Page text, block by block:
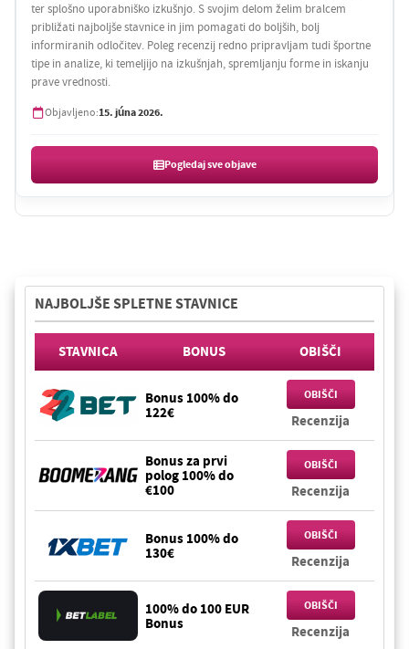
ter splošno uporabniško izkušnjo. S svojim delom želim bralcem
približati najboljše stavnice in jim pomagati do boljših, bolj
informiranih odločitev. Poleg recenzij redno pripravljam tudi športne
tipe in analize, ki temeljijo na izkušnjah, spremljanju forme in iskanju
prave vrednosti.
Objavljeno:15. júna 2026.
Pogledaj sve objave
NAJBOLJŠE SPLETNE STAVNICE
STAVNICA BONUS OBIŠČI
Bonus 100% do
122€
OBIŠČI
Recenzija
Bonus za prvi
polog 100% do
€100
OBIŠČI
Recenzija
Bonus 100% do
130€
OBIŠČI
Recenzija
100% do 100 EUR
Bonus
OBIŠČI
Recenzija